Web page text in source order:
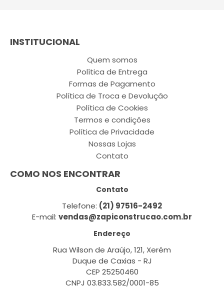
INSTITUCIONAL
Quem somos
Política de Entrega
Formas de Pagamento
Política de Troca e Devolução
Política de Cookies
Termos e condições
Política de Privacidade
Nossas Lojas
Contato
COMO NOS ENCONTRAR
Contato
Telefone: (21) 97516-2492
E-mail: vendas@zapiconstrucao.com.br
Endereço
Rua Wilson de Araújo, 121, Xerém
Duque de Caxias - RJ
CEP 25250460
CNPJ 03.833.582/0001-85